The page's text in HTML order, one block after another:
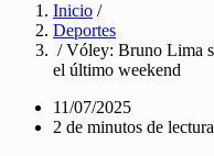
Inicio /
Deportes
/ Vóley: Bruno Lima
el último weekend
11/07/2025
2 de minutos de lectura